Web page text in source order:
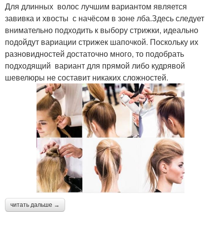
Для длинных волос лучшим вариантом является
завивка и хвосты с начёсом в зоне лба.Здесь следует
внимательно подходить к выбору стрижки, идеально
подойдут вариации стрижек шапочкой. Поскольку их
разновидностей достаточно много, то подобрать
подходящий вариант для прямой либо кудрявой
шевелюры не составит никаких сложностей.
читать дальше →